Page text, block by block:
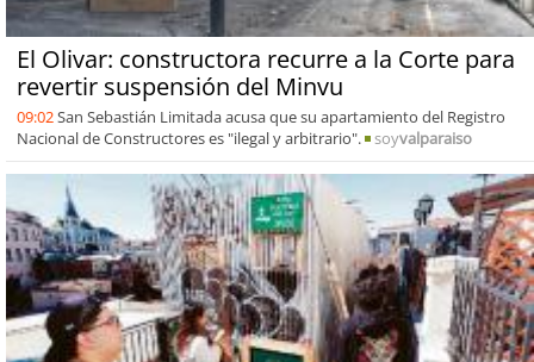
El Olivar: constructora recurre a la Corte para
revertir suspensión del Minvu
09:02San Sebastián Limitada acusa que su apartamiento del Registro
Nacional de Constructores es "ilegal y arbitrario".
soyvalparaiso